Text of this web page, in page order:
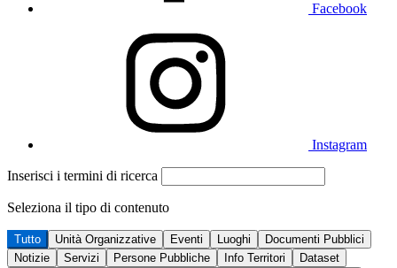
Facebook
Instagram
Inserisci i termini di ricerca
Seleziona il tipo di contenuto
Tutto Unità Organizzative Eventi Luoghi
Documenti Pubblici
Notizie
Servizi Persone Pubbliche Info Territori Dataset